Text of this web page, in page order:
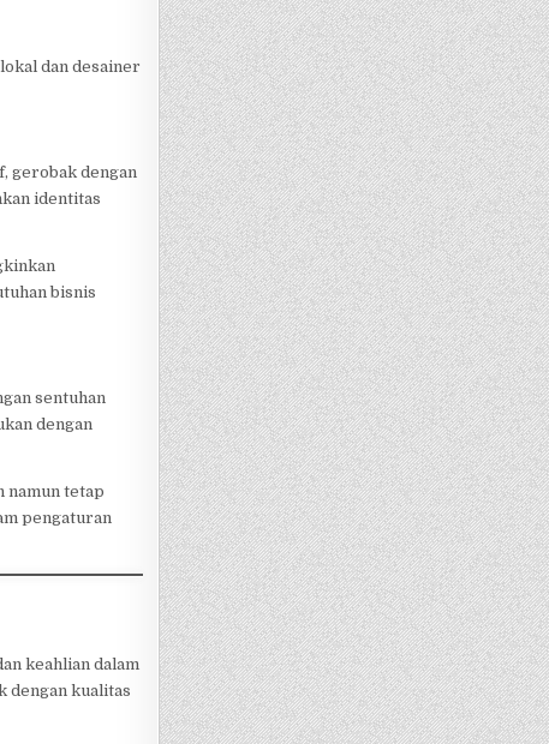
dan desainer
gerobak dengan
identitas
bisnis
sentuhan
dengan
namun tetap
pengaturan
keahlian dalam
dengan kualitas